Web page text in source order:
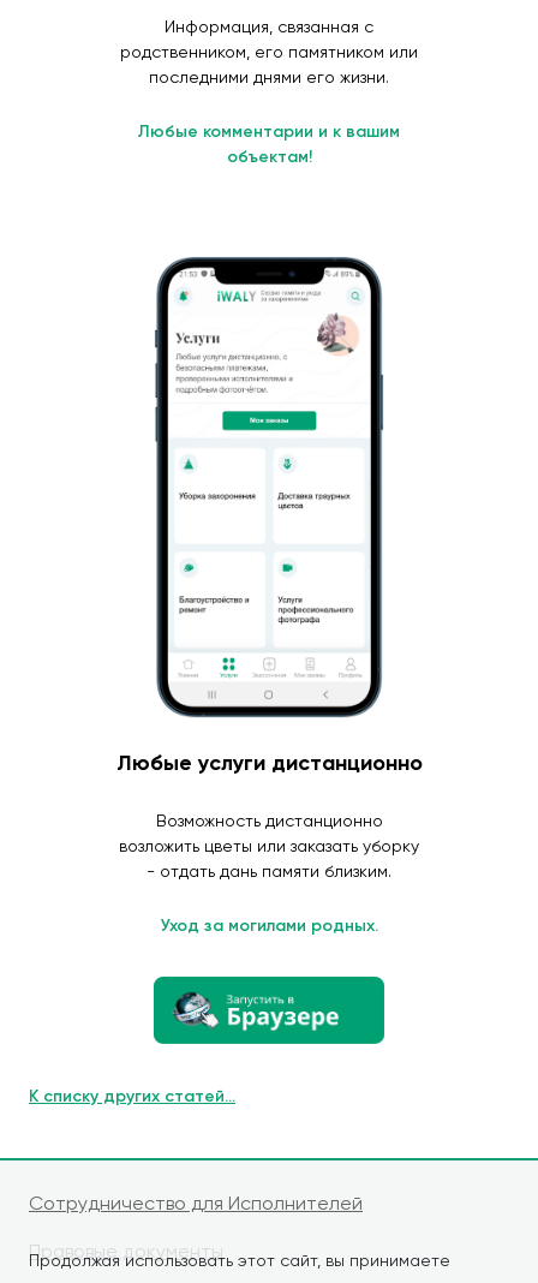
Продолжая использовать этот сайт, вы принимаете
Информация, связанная с
родственником, его памятником или
последними днями его жизни.
Любые комментарии и к вашим
объектам!
Любые услуги дистанционно
Возможность дистанционно
возложить цветы или заказать уборку
- отдать дань памяти близким.
Уход за могилами родных.
К списку других статей...
Сотрудничество для Исполнителей
Правовые документы